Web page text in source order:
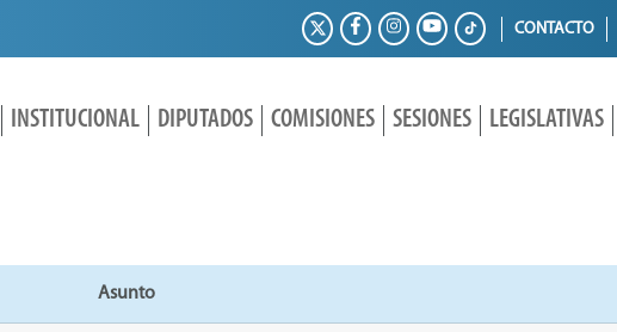
CONTACTO
INSTITUCIONAL DIPUTADOS COMISIONES SESIONES LEGISLATIVAS
Asunto